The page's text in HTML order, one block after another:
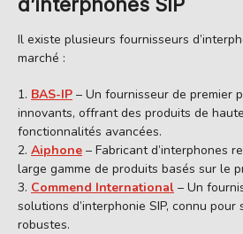
d’interphones SIP
Il existe plusieurs fournisseurs
marché :
BAS-IP – Un fournisseur de premier
innovants, offrant des produits de
fonctionnalités avancées.
Aiphone – Fabricant d’interphones
large gamme de produits basés sur le
Commend International – Un
solutions d’interphonie SIP, connu
robustes.